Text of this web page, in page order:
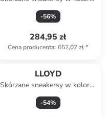
kremowo-białym
-56%
284,95 zł
Cena producenta: 652,07 zł*
LLOYD
Skórzane sneakersy w kolorze
srebrno-białym
-54%